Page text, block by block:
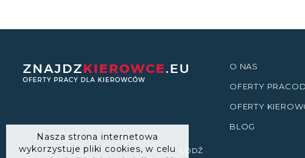
O NAS
OFERTY
OFERTY
BLOG
WARSZAWA ŁÓDŹ
Nasza strona internetowa
wykorzystuje pliki cookies, w celu